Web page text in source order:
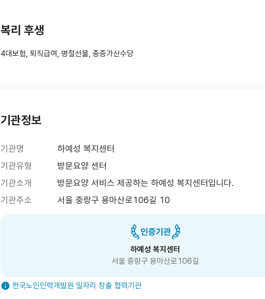
복리 후생
4대보험, 퇴직급여, 명절선물, 중증가산수당
기관정보
기관명
하예성 복지센터
기관유형
방문요양 센터
기관소개
방문요양 서비스 제공하는 하예성 복지센터입니다.
기관주소
서울 중랑구 용마산로106길 10
하예성 복지센터
서울 중랑구 용마산로106길
한국노인인력개발원 일자리 창출 협력기관